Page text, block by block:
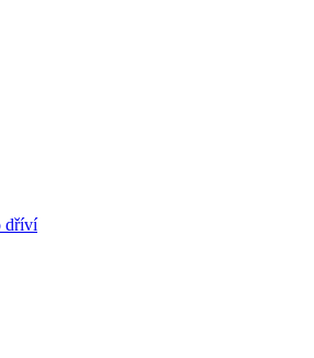
dříví